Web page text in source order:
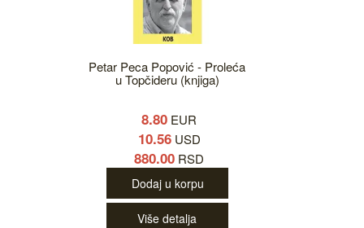
Petar Peca Popović - Proleća
u Topčideru (knjiga)
8.80 EUR
10.56USD
880.00 RSD
Dodaj u korpu
Više detalja